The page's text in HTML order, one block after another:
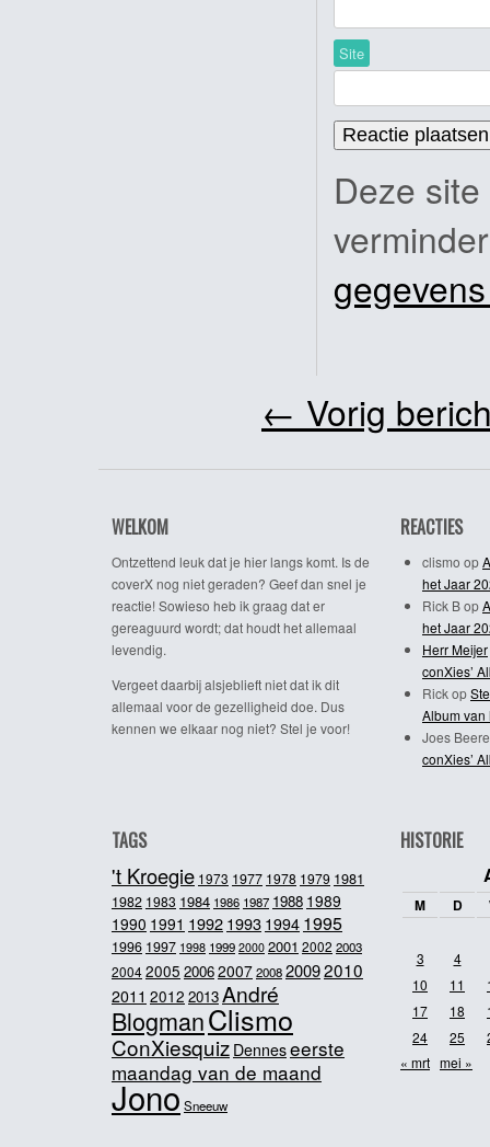
Site
Deze
← Vorig
WELKOM
Ontzettend leuk dat je hier langs komt. Is de
coverX nog niet geraden? Geef dan snel je
reactie! Sowieso heb ik graag dat er
gereaguurd wordt; dat houdt het allemaal
levendig.
Vergeet daarbij alsjeblieft niet dat ik dit
allemaal voor de gezelligheid doe. Dus
kennen we elkaar nog niet? Stel je voor!
REACTIES
clismo op
het Jaar
Rick Bop
het Jaar
Herr Meijer
conXies’
Rickop
Album van
Joes
conXies’
TAGS
't Kroegie 1973 1977 1978 1979 1981
1982 1983 1984 1986 1987 1988 1989
1990 1991 19921993 1994 1995
1996 1997 1998 1999 2000 2001 2002 2003
20042005 20062007200820092010
2011 2012 2013André
BlogmanClismo
ConXiesquiz Denneseerste
maandag van de maand
JonoSneeuw
HISTORIE
M D
3
4
10
11
17
18
24
25
« mrt mei »